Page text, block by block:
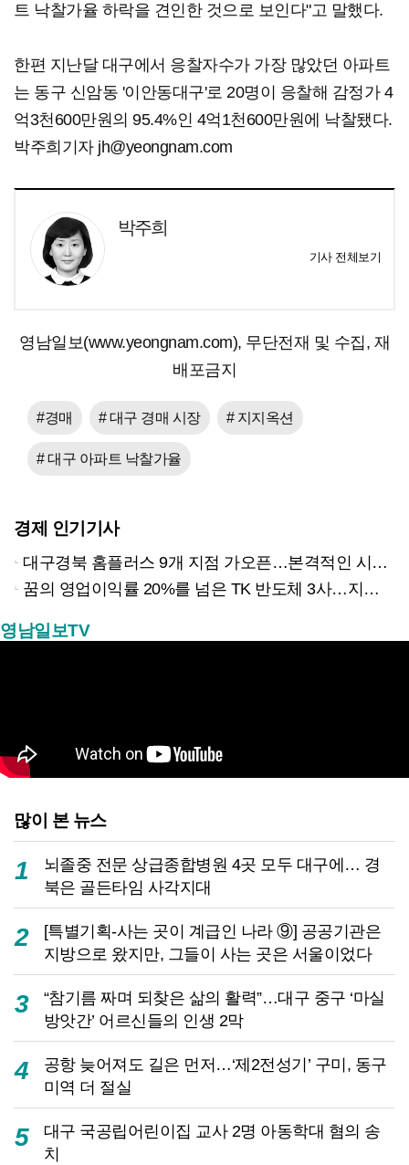
트 낙찰가율 하락을 견인한 것으로 보인다"고 말했다.
한편 지난달 대구에서 응찰자수가 가장 많았던 아파트
는 동구 신암동 '이안동대구'로 20명이 응찰해 감정가 4
억3천600만원의 95.4%인 4억1천600만원에 낙찰됐다.
박주희기자 jh@yeongnam.com
박주희
기사 전체보기
영남일보(www.yeongnam.com), 무단전재 및 수집, 재
배포금지
#경매 # 대구 경매 시장 # 지지옥션
# 대구 아파트 낙찰가율
경제 인기기사
대구경북 홈플러스 9개 지점 가오픈…본격적인 시험대 올랐다
꿈의 영업이익률 20%를 넘은 TK 반도체 3사…지역 경제 생태계 바꾸나
영남일보TV
많이 본 뉴스
1
뇌졸중 전문 상급종합병원 4곳 모두 대구에… 경
북은 골든타임 사각지대
2
[특별기획-사는 곳이 계급인 나라 ⑨] 공공기관은
지방으로 왔지만, 그들이 사는 곳은 서울이었다
3
“참기름 짜며 되찾은 삶의 활력”…대구 중구 ‘마실
방앗간’ 어르신들의 인생 2막
4
공항 늦어져도 길은 먼저…‘제2전성기’ 구미, 동구
미역 더 절실
5
대구 국공립어린이집 교사 2명 아동학대 혐의 송
치